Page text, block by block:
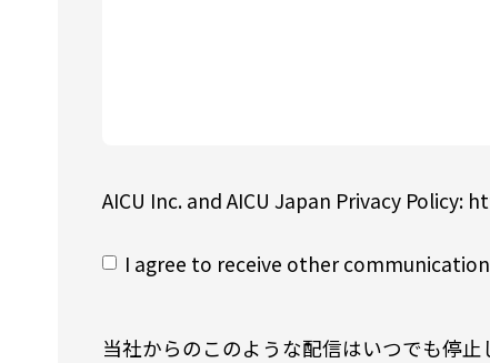
AICU Inc. and AICU Japan Privacy Policy:
I agree to receive other
当社からのこのような配信はいつでも停